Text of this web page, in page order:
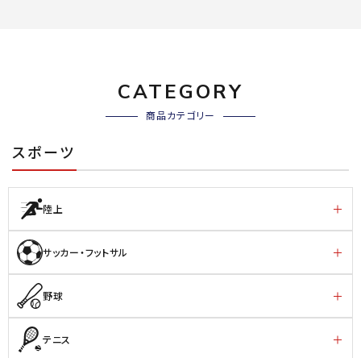
CATEGORY
商品カテゴリー
スポーツ
陸上
サッカー・フットサル
野球
テニス